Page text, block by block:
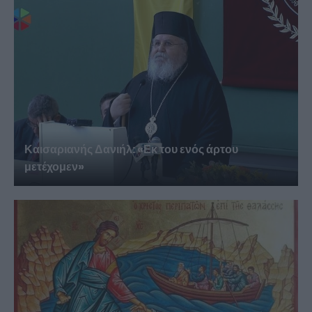
Καισαριανής Δανιήλ: «Εκ του ενός άρτου
μετέχομεν»